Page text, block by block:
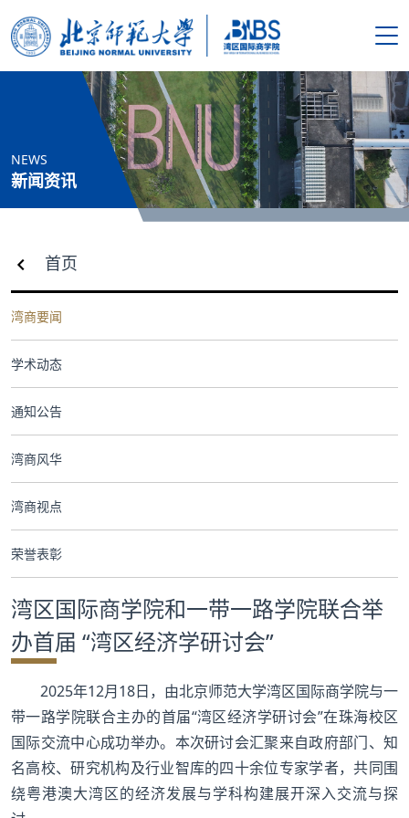
搜索
学院概况
师资队伍
人才培养
科学研究
合作交流
党群工作
校友服务
人才招聘
NEWS
新闻资讯
首页
湾商要闻
学术动态
通知公告
湾商风华
湾商视点
荣誉表彰
湾区国际商学院和一带一路学院联合举
办首届 “湾区经济学研讨会”
2025年12月18日，由北京师范大学湾区国际商学院与一
带一路学院联合主办的首届“湾区经济学研讨会”在珠海校区
国际交流中心成功举办。本次研讨会汇聚来自政府部门、知
名高校、研究机构及行业智库的四十余位专家学者，共同围
绕粤港澳大湾区的经济发展与学科构建展开深入交流与探